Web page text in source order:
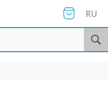
RU